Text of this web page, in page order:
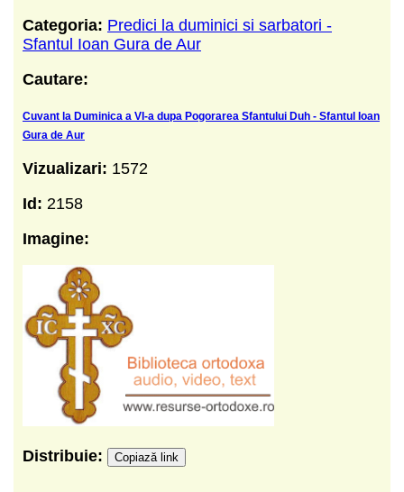
Categoria: Predici la duminici si sarbatori -
Sfantul Ioan Gura de Aur
Cautare:
Cuvant la Duminica a VI-a dupa Pogorarea Sfantului Duh - Sfantul Ioan
Gura de Aur
Vizualizari: 1572
Id: 2158
Imagine:
Distribuie: Copiază link